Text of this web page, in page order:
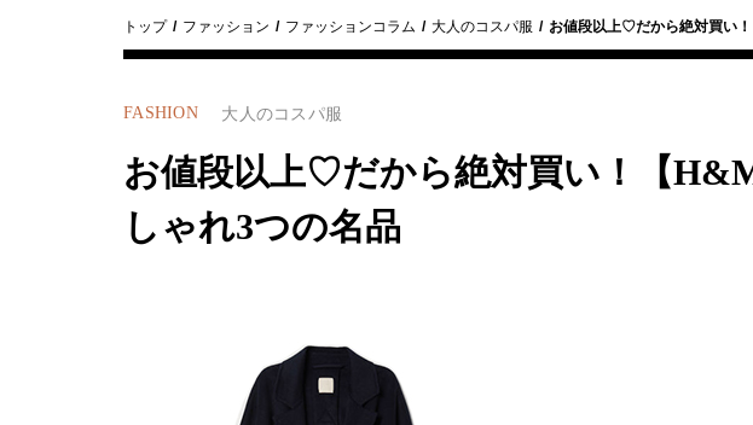
トップ ファッション ファッションコラム 大人のコスパ服 お値段以上♡だから絶対買い
FASHION 大人のコスパ服
お値段以上♡だから絶対買い！【
しゃれ3つの名品